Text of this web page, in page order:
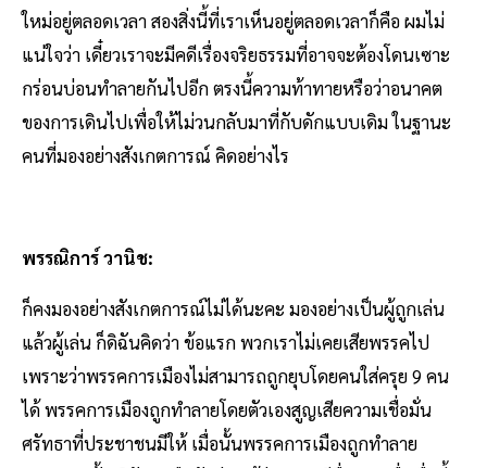
ใหม่อยู่ตลอดเวลา สองสิ่งนี้ที่เราเห็นอยู่ตลอดเวลาก็คือ ผมไม่
แน่ใจว่า เดี๋ยวเราจะมีคดีเรื่องจริยธรรมที่อาจจะต้องโดนเซาะ
กร่อนบ่อนทำลายกันไปอีก ตรงนี้ความท้าทายหรือว่าอนาคต
ของการเดินไปเพื่อให้ไม่วนกลับมาที่กับดักแบบเดิม ในฐานะ
คนที่มองอย่างสังเกตการณ์ คิดอย่างไร
พรรณิการ์ วานิช:
ก็คงมองอย่างสังเกตการณ์ไม่ได้นะคะ มองอย่างเป็นผู้ถูกเล่น
แล้วผู้เล่น ก็ดิฉันคิดว่า ข้อแรก พวกเราไม่เคยเสียพรรคไป
เพราะว่าพรรคการเมืองไม่สามารถถูกยุบโดยคนใส่ครุย 9 คน
ได้ พรรคการเมืองถูกทําลายโดยตัวเองสูญเสียความเชื่อมั่น
ศรัทธาที่ประชาชนมีให้ เมื่อนั้นพรรคการเมืองถูกทําลาย